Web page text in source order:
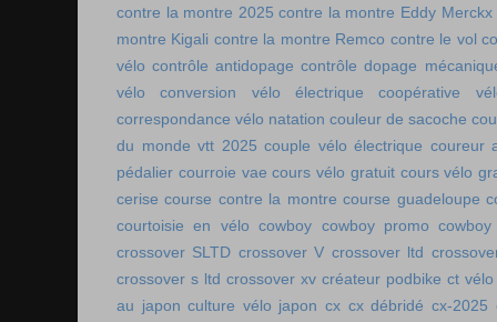
contre la montre 2025 contre la montre Eddy Merckx
montre Kigali contre la montre Remco contre le vol
vélo contrôle antidopage contrôle dopage
vélo
conversion vélo électrique
coopérative
correspondance vélo natation couleur de sacoche
du monde vtt 2025 couple vélo électrique coureur
pédalier courroie vae cours vélo gratuit cours vélo
cerise course contre la montre course guadeloupe
courtoisie en vélo cowboy cowboy promo
crossover SLTD crossover V crossover ltd
crossover s ltd crossover xv créateur podbike ct vélo
au japon culture vélo japon cx cx débridé cx-2025